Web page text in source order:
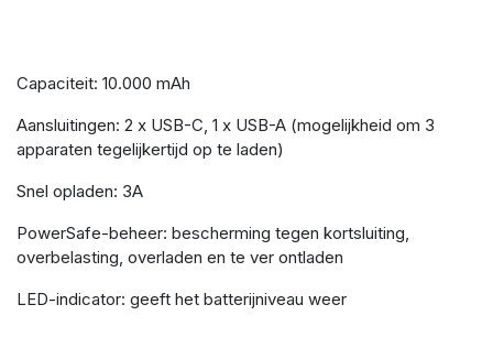
Capaciteit: 10.000 mAh
Aansluitingen: 2 x USB-C, 1 x USB-A (mogelijkheid om 3
apparaten tegelijkertijd op te laden)
Snel opladen: 3A
PowerSafe-beheer: bescherming tegen kortsluiting,
overbelasting, overladen en te ver ontladen
LED-indicator: geeft het batterijniveau weer